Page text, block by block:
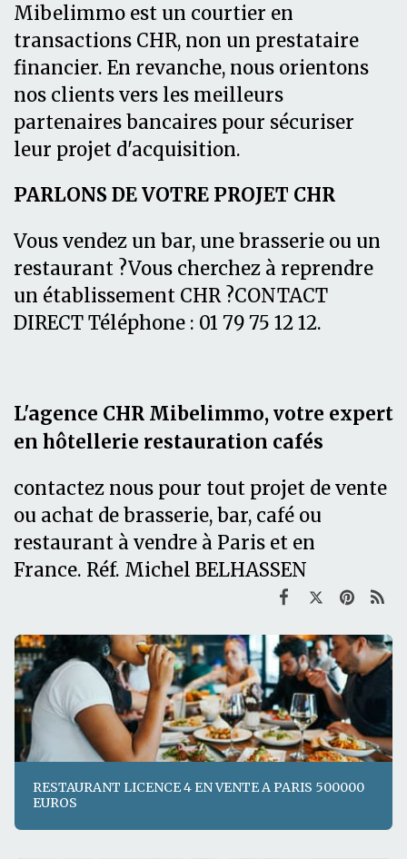
Mibelimmo est un courtier en
transactions CHR, non un prestataire
financier. En revanche, nous orientons
nos clients vers les meilleurs
partenaires bancaires pour sécuriser
leur projet d'acquisition.
PARLONS DE VOTRE PROJET CHR
Vous vendez un bar, une brasserie ou un
restaurant ?Vous cherchez à reprendre
un établissement CHR ?CONTACT
DIRECT Téléphone : 01 79 75 12 12.
L'agence CHR Mibelimmo, votre expert
en hôtellerie restauration cafés
contactez nous pour tout projet de vente
ou achat de brasserie, bar, café ou
restaurant à vendre à Paris et en
France. Réf. Michel BELHASSEN
RESTAURANT LICENCE 4 EN VENTE A PARIS 500000
EUROS